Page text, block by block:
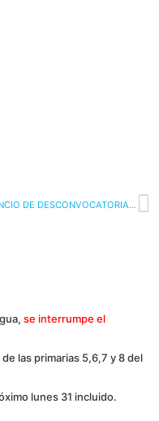
ANUNCIO DE DESCONVOCATORIA DE LA JUNTA GENERAL ORDINARIA PREVISTA PARA EL 17.09.20 DE LA CRCC
se interrumpe el
las primarias 5,6,7 y 8 del
lunes 31 incluido.